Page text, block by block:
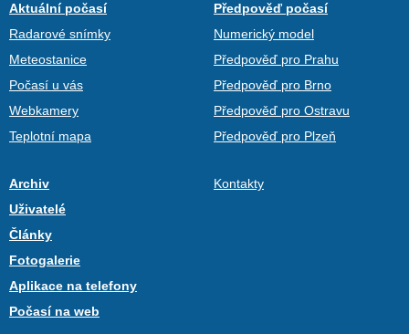
Aktuální počasí
Radarové snímky
Meteostanice
Počasí u vás
Webkamery
Teplotní mapa
Předpověď počasí
Numerický model
Předpověď pro Prahu
Předpověď pro Brno
Předpověď pro Ostravu
Předpověď pro Plzeň
Archiv
Uživatelé
Články
Fotogalerie
Aplikace na telefony
Počasí na web
Kontakty